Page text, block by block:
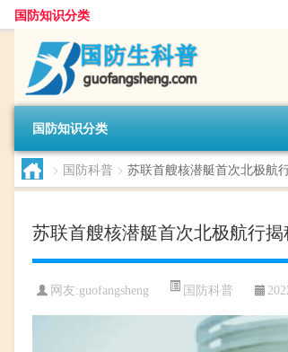
国防知识分类
国防知识分类
> 国防科普 > 苏联首艘核潜艇首次北极航
苏联首艘核潜艇首次北极航行
网友:guofangsheng 国防科普